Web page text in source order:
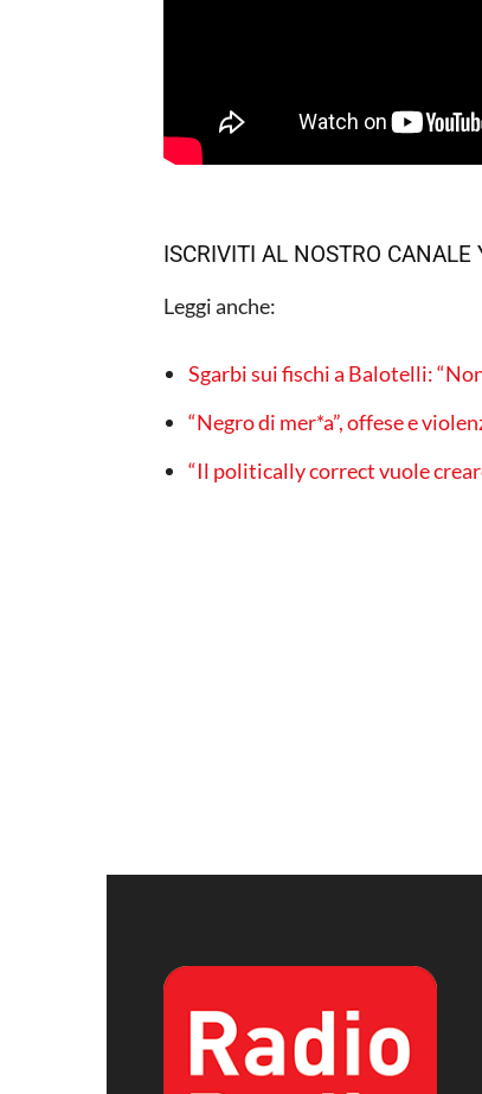
ISCRIVITI AL NOSTRO CANALE
Leggi anche:
Sgarbi sui fischi a Balotelli:
“Negro di mer*a”, offese e
“Il politically correct vuole